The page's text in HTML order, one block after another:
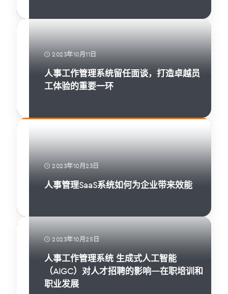
2023年10月11日
人事工作管理系统留任面谈，打造卓越员
工体验的重要一环
2023年10月23日
人事管理SaaS系统如何为企业带来效能
2023年10月25日
人事工作管理系统 生成式人工智能
（AIGC）对人才招聘的影响—在职培训和
职业发展